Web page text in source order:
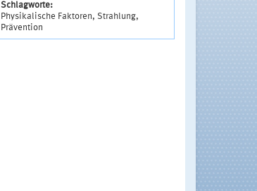
Schlagworte:
Physikalische Faktoren, Strahlung,
Prävention